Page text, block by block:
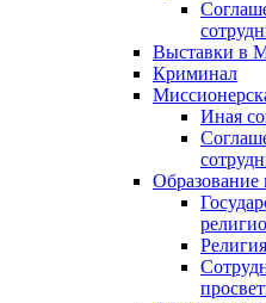
Выставки в
Криминал
Иная
Образование